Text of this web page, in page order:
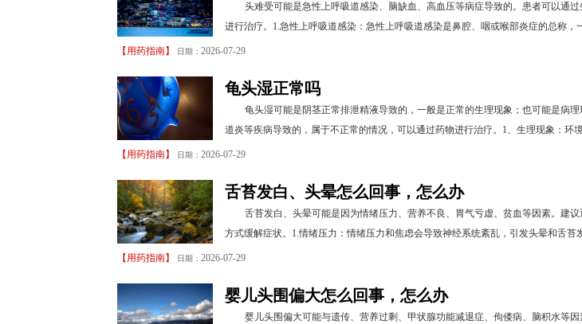
头难受可能是急性上呼吸道感染、脑缺血、高血压等病症导致的。患者可以通
进行治疗。1.急性上呼吸道感染：急性上呼吸道感染是鼻腔、咽或喉部炎症的总称，
【 用药指南】 日期： 2026-07-29
龟头湿正常吗
龟头湿可能是阴茎正常排泄精液导致的，一般是正常的生理现象；也可能是病
道炎等疾病导致的，属于不正常的情况，可以通过药物进行治疗。1、生理现象：环
【 用药指南】 日期： 2026-07-29
舌苔发白、头晕怎么回事，怎么办
舌苔发白、头晕可能是因为情绪压力、营养不良、胃气亏虚、贫血等因素。建
方式缓解症状。1.情绪压力：情绪压力和焦虑会导致神经系统紊乱，引发头晕和舌苔
【 用药指南】 日期： 2026-07-29
婴儿头围偏大怎么回事，怎么办
婴儿头围偏大可能与遗传、营养过剩、甲状腺功能减退症、佝偻病、脑积水等